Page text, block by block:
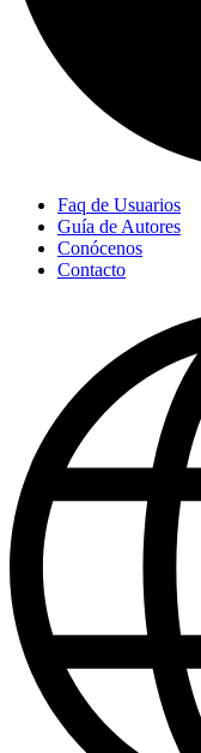
Faq de Usuarios
Guía de Autores
Conócenos
Contacto